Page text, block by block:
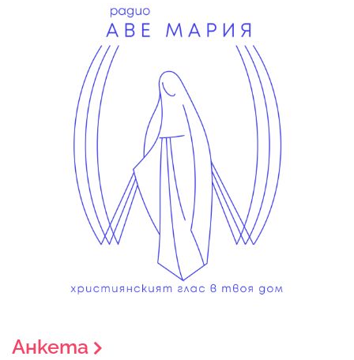
Анкета